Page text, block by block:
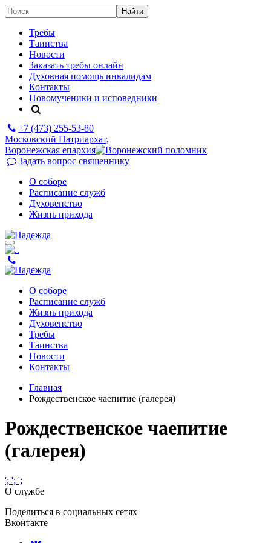
Требы
Таинства
Новости
Заказать требы онлайн
Духовная помощь инвалидам
Контакты
Новомученики и исповедники
+7 (473) 255-53-80
Московский Патриархат,
Воронежская епархия
Задать вопрос священнику
О соборе
Расписание служб
Духовенство
Жизнь прихода
О соборе
Расписание служб
Жизнь прихода
Духовенство
Требы
Таинства
Новости
Контакты
Главная
Рождественское чаепитие (галерея)
Рождественское чаепитие
(галерея)
'; '; ';
О службе
Поделиться в социальных сетях
Вконтакте